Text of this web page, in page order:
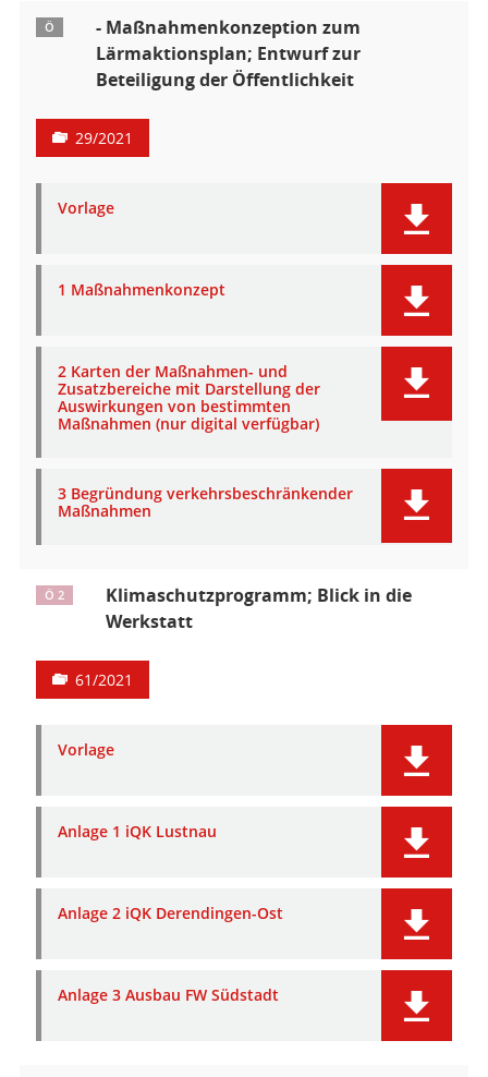
Ö
- Maßnahmenkonzeption zum
Lärmaktionsplan; Entwurf zur
Beteiligung der Öffentlichkeit
29/2021
Vorlage
1 Maßnahmenkonzept
2 Karten der Maßnahmen- und
Zusatzbereiche mit Darstellung der
Auswirkungen von bestimmten
Maßnahmen (nur digital verfügbar)
3 Begründung verkehrsbeschränkender
Maßnahmen
Ö 2
Klimaschutzprogramm; Blick in die
Werkstatt
61/2021
Vorlage
Anlage 1 iQK Lustnau
Anlage 2 iQK Derendingen-Ost
Anlage 3 Ausbau FW Südstadt